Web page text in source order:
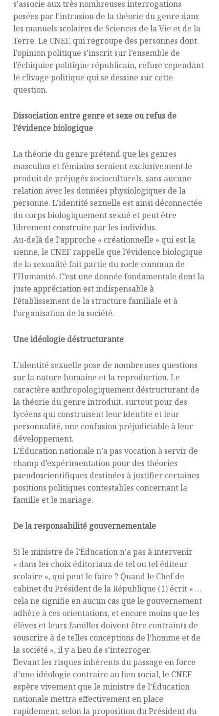
s’associe aux très nombreuses interrogations
posées par l’intrusion de lathéorie du genre dans
les manuels scolaires de Sciences de la Vie et de la
Terre. Le CNEF, qui regroupe des personnes dont
l’opinion politique s’inscrit sur l’ensemble de
l’échiquier politique républicain, refuse cependant
le clivage politique qui se dessine sur cette
question.
Dissociation entre genre et sexe ou refus de
l’évidence biologique
La théorie du genre prétend que les genres
masculins et féminins seraient exclusivement le
produit de préjugés socioculturels, sans aucune
relation avec les données physiologiques de la
personne. L’identité sexuelle est ainsi déconnectée
du corps biologiquement sexué et peut être
librement construite par les individus.
Au-delà de l’approche « créationnelle » qui est la
sienne, le CNEF rappelle que l’évidence biologique
de la sexualité fait partie du socle commun de
l’Humanité. C’est une donnée fondamentale dont la
juste appréciation est indispensable à
l’établissement de la structure familiale et à
l’organisation de la société.
Une idéologie déstructurante
L’identité sexuelle pose de nombreuses questions
sur la nature humaine et la reproduction. Le
caractère anthropologiquement déstructurant de
la théorie du genre introduit, surtout pour des
lycéens qui construisent leur identité et leur
personnalité, une confusion préjudiciable à leur
développement.
L’Éducation nationale n’a pas vocation à servir de
champ d’expérimentation pour des théories
pseudoscientifiques destinées à justifier certaines
positions politiques contestables concernant la
famille et le mariage.
De la responsabilité gouvernementale
Si le ministre de l’Éducation n’a pas à intervenir
« dans les choix éditoriaux de tel ou tel éditeur
scolaire », qui peut le faire ? Quand le Chef de
cabinet du Président de la République (1) écrit « …
cela ne signifie en aucun cas que le gouvernement
adhère à ces orientations, et encore moins que les
élèves et leurs familles doivent être contraints de
souscrire à de telles conceptions de l’homme et de
la société », il y a lieu de s’interroger.
Devant les risques inhérents du passage en force
d’une idéologie contraire au lien social, le CNEF
espère vivement que le ministre de l’Éducation
nationale mettra effectivement en place
rapidement, selon la proposition du Président du